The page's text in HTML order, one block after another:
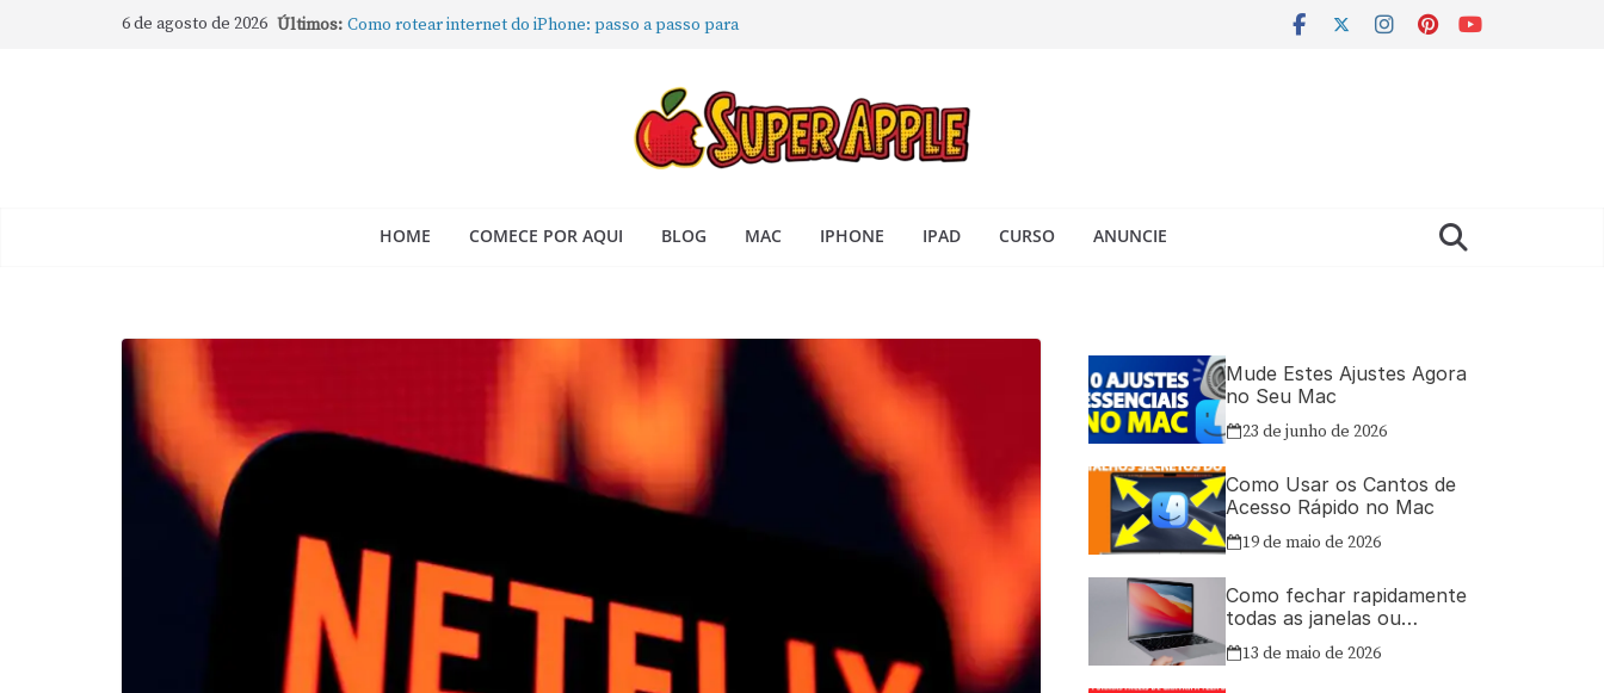
6 de agosto de 2026 Últimos: Como rotear internet do iPhone: passo a passo para
Como Usar os Cantos de Acesso Rápido no Mac
Como fechar rapidamente todas as janelas ou aplicativos
Como gravar tela do MacBook: passo a passo simples
HOME COMECE POR AQUI BLOG MAC IPHONE IPAD CURSO ANUNCIE
Mude Estes Ajustes Agora
no Seu Mac
23 de junho de 2026
Como Usar os Cantos de
Acesso Rápido no Mac
19 de maio de 2026
Como fechar rapidamente
todas as janelas ou
aplicativos abertos no Mac
13 de maio de 2026